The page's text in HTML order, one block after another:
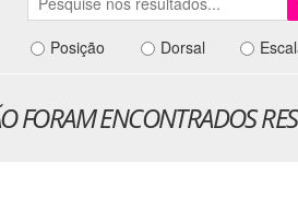
Posição Dorsal
FORAM ENCONTRADOS